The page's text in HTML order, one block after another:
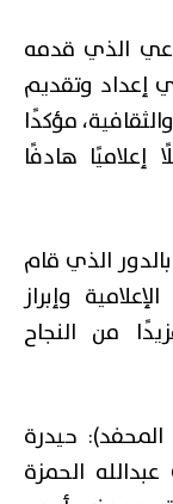
الذي قدمه
إعداد وتقديم
مؤكدًا
إعلاميًا هادفًا
الذي قام
وإبراز
من النجاح
حيدرة
الحمزة